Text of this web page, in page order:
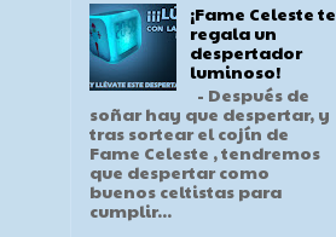
¡Fame Celeste te
regala un
despertador
luminoso!
- Después de
soñar hay que despertar, y
tras sortear el cojín de
Fame Celeste , tendremos
que despertar como
buenos celtistas para
cumplir...